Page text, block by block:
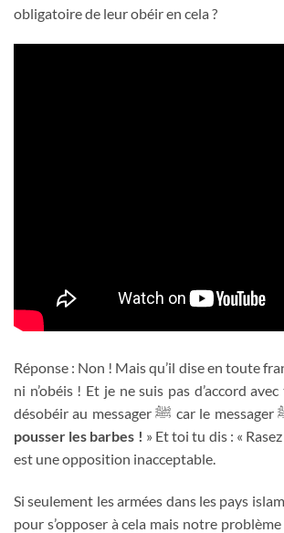
obligatoire de leur obéir en cela ?
Réponse : Non ! Mais qu’il dise en toute
ni n’obéis ! Et je ne suis pas d’accord
désobéir au messagerﷺ car le messager
pousser les barbes ! » Et toi tu dis : «
est une opposition inacceptable.
Si seulement les armées dans les pays
pour s’opposer à cela mais notre